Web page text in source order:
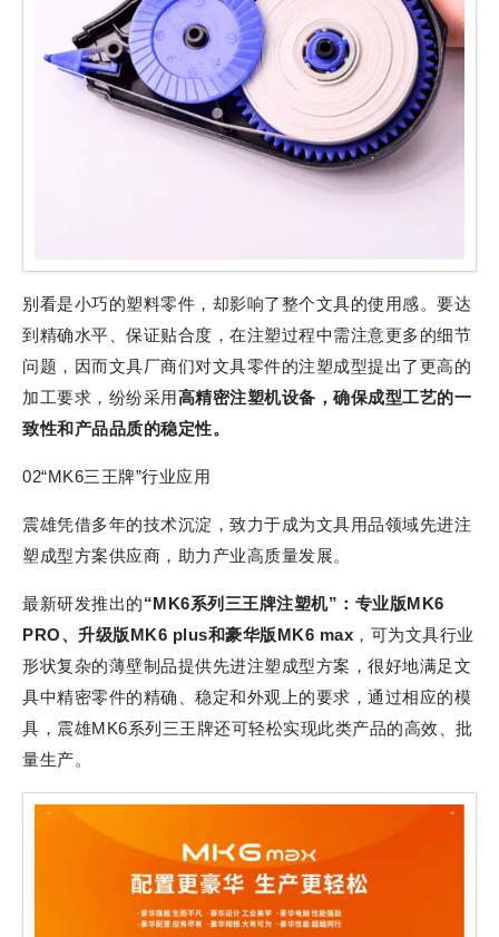
别看是小巧的塑料零件，却影响了整个文具的使用感。要达
到精确水平、保证贴合度，在注塑过程中需注意更多的细节
问题，因而文具厂商们对文具零件的注塑成型提出了更高的
加工要求，纷纷采用高精密注塑机设备，确保成型工艺的一
致性和产品品质的稳定性。
02“MK6三王牌”行业应用
震雄凭借多年的技术沉淀，致力于成为文具用品领域先进注
塑成型方案供应商，助力产业高质量发展。
最新研发推出的“MK6系列三王牌注塑机”：专业版MK6
PRO、升级版MK6 plus和豪华版MK6 max ，可为文具行业
形状复杂的薄壁制品提供先进注塑成型方案，很好地满足文
具中精密零件的精确、稳定和外观上的要求，通过相应的模
具，震雄MK6系列三王牌还可轻松实现此类产品的高效、批
量生产。